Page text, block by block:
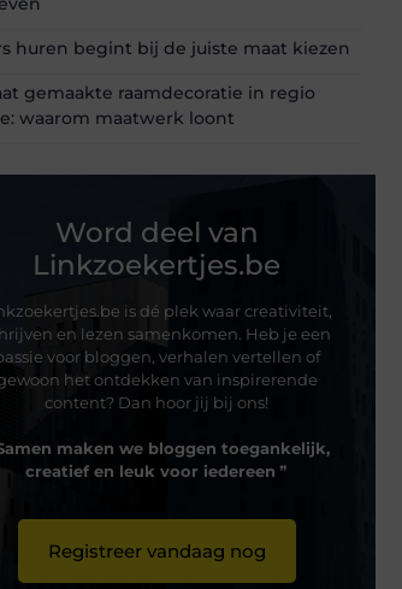
huren begint bij de juiste maat kiezen
gemaakte raamdecoratie in regio
waarom maatwerk loont
Word deel van
Linkzoekertjes.be
is dé plek waar creativiteit,
en lezen samenkomen. Heb je een
voor bloggen, verhalen vertellen of
het ontdekken van inspirerende
content? Dan hoor jij bij ons!
maken we bloggen toegankelijk,
creatief en leuk voor iedereen ❞
Registreer vandaag nog